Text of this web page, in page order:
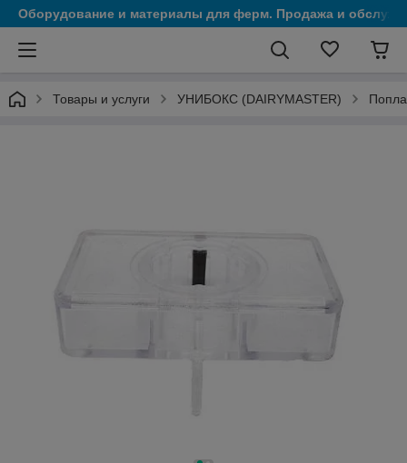
Оборудование и материалы для ферм. Продажа и
Товары и услуги УНИБОКС (DAIRYMASTER)